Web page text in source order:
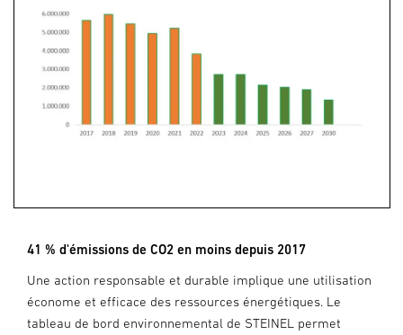
41 % d'émissions de CO2 en moins depuis 2017
Une action responsable et durable implique une utilisation
économe et efficace des ressources énergétiques. Le
tableau de bord environnemental de STEINEL permet